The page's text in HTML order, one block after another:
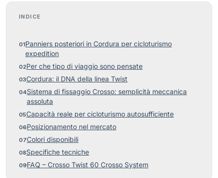
INDICE
Panniers posteriori in Cordura per cicloturismo
expedition
Per che tipo di viaggio sono pensate
Cordura: il DNA della linea Twist
Sistema di fissaggio Crosso: semplicità meccanica
assoluta
Capacità reale per cicloturismo autosufficiente
Posizionamento nel mercato
Colori disponibili
Specifiche tecniche
FAQ – Crosso Twist 60 Crosso System